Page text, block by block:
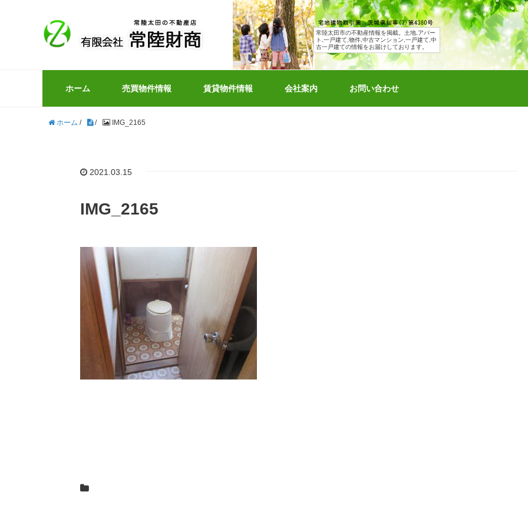
常陸太田市の不動産情報を掲載。土地,アパー
ト,一戸建て,物件,中古マンション,一戸建て,中
古一戸建ての情報をお届けしております。
ホーム 売買物件情報 賃貸物件情報 会社案内 お問い合わせ
ホーム / / IMG_2165
2021.03.15
IMG_2165